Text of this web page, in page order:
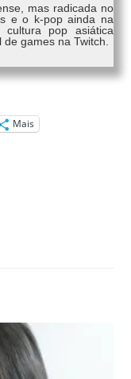
mas radicada no
e o k-pop ainda na
cultura pop asiática
games na Twitch.
Mais